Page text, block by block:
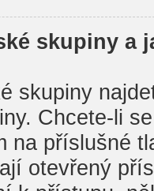
skupiny a
skupiny
Chcete-li
na příslušné
otevřený